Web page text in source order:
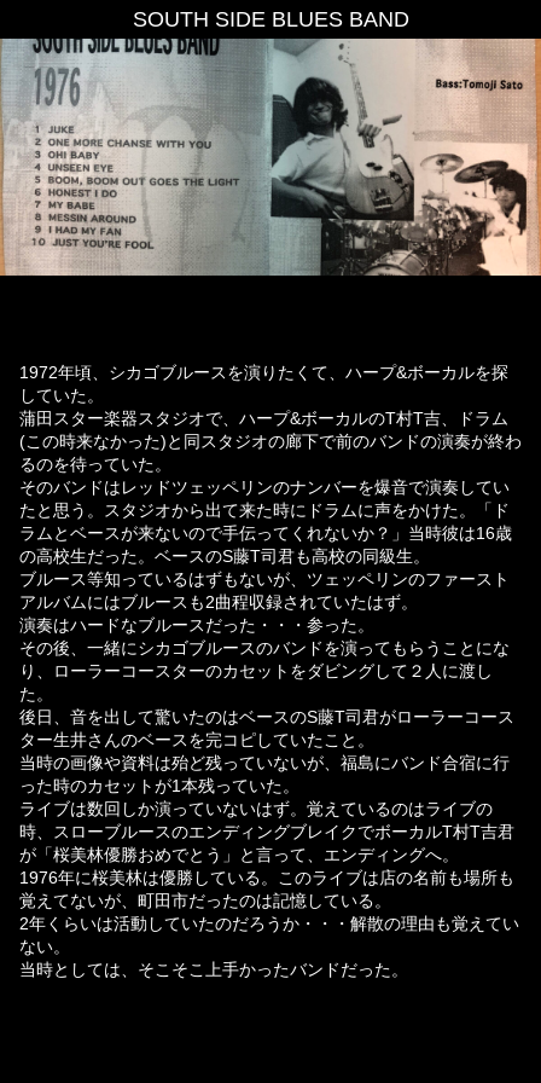
SOUTH SIDE BLUES BAND
1972年頃、シカゴブルースを演りたくて、ハープ&ボーカルを探
していた。
蒲田スター楽器スタジオで、ハープ&ボーカルのT村T吉、ドラム
(この時来なかった)と同スタジオの廊下で前のバンドの演奏が終わ
るのを待っていた。
そのバンドはレッドツェッペリンのナンバーを爆音で演奏してい
たと思う。スタジオから出て来た時にドラムに声をかけた。「ド
ラムとベースが来ないので手伝ってくれないか？」当時彼は16歳
の高校生だった。ベースのS藤T司君も高校の同級生。
ブルース等知っているはずもないが、ツェッペリンのファースト
アルバムにはブルースも2曲程収録されていたはず。
演奏はハードなブルースだった・・・参った。
その後、一緒にシカゴブルースのバンドを演ってもらうことにな
り、ローラーコースターのカセットをダビングして２人に渡し
た。
後日、音を出して驚いたのはベースのS藤T司君がローラーコース
ター生井さんのベースを完コピしていたこと。
当時の画像や資料は殆ど残っていないが、福島にバンド合宿に行
った時のカセットが1本残っていた。
ライブは数回しか演っていないはず。覚えているのはライブの
時、スローブルースのエンディングブレイクでボーカルT村T吉君
が「桜美林優勝おめでとう」と言って、エンディングへ。
1976年に桜美林は優勝している。このライブは店の名前も場所も
覚えてないが、町田市だったのは記憶している。
2年くらいは活動していたのだろうか・・・解散の理由も覚えてい
ない。
当時としては、そこそこ上手かったバンドだった。